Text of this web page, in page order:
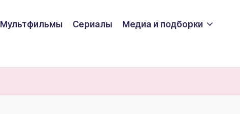
Мультфильмы Сериалы Медиа и подборки